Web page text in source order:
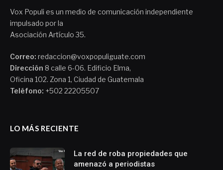
Vox Populi es un medio de comunicación independiente
impulsado por la
Asociación Artículo 35.
Correo: redaccion@voxpopuliguate.com
Dirección 8 calle 6-06. Edificio Elma,
Oficina 102. Zona 1, Ciudad de Guatemala
Teléfono: +502 22205507
LO MÁS RECIENTE
La red de roba propiedades que
amenazó a periodistas